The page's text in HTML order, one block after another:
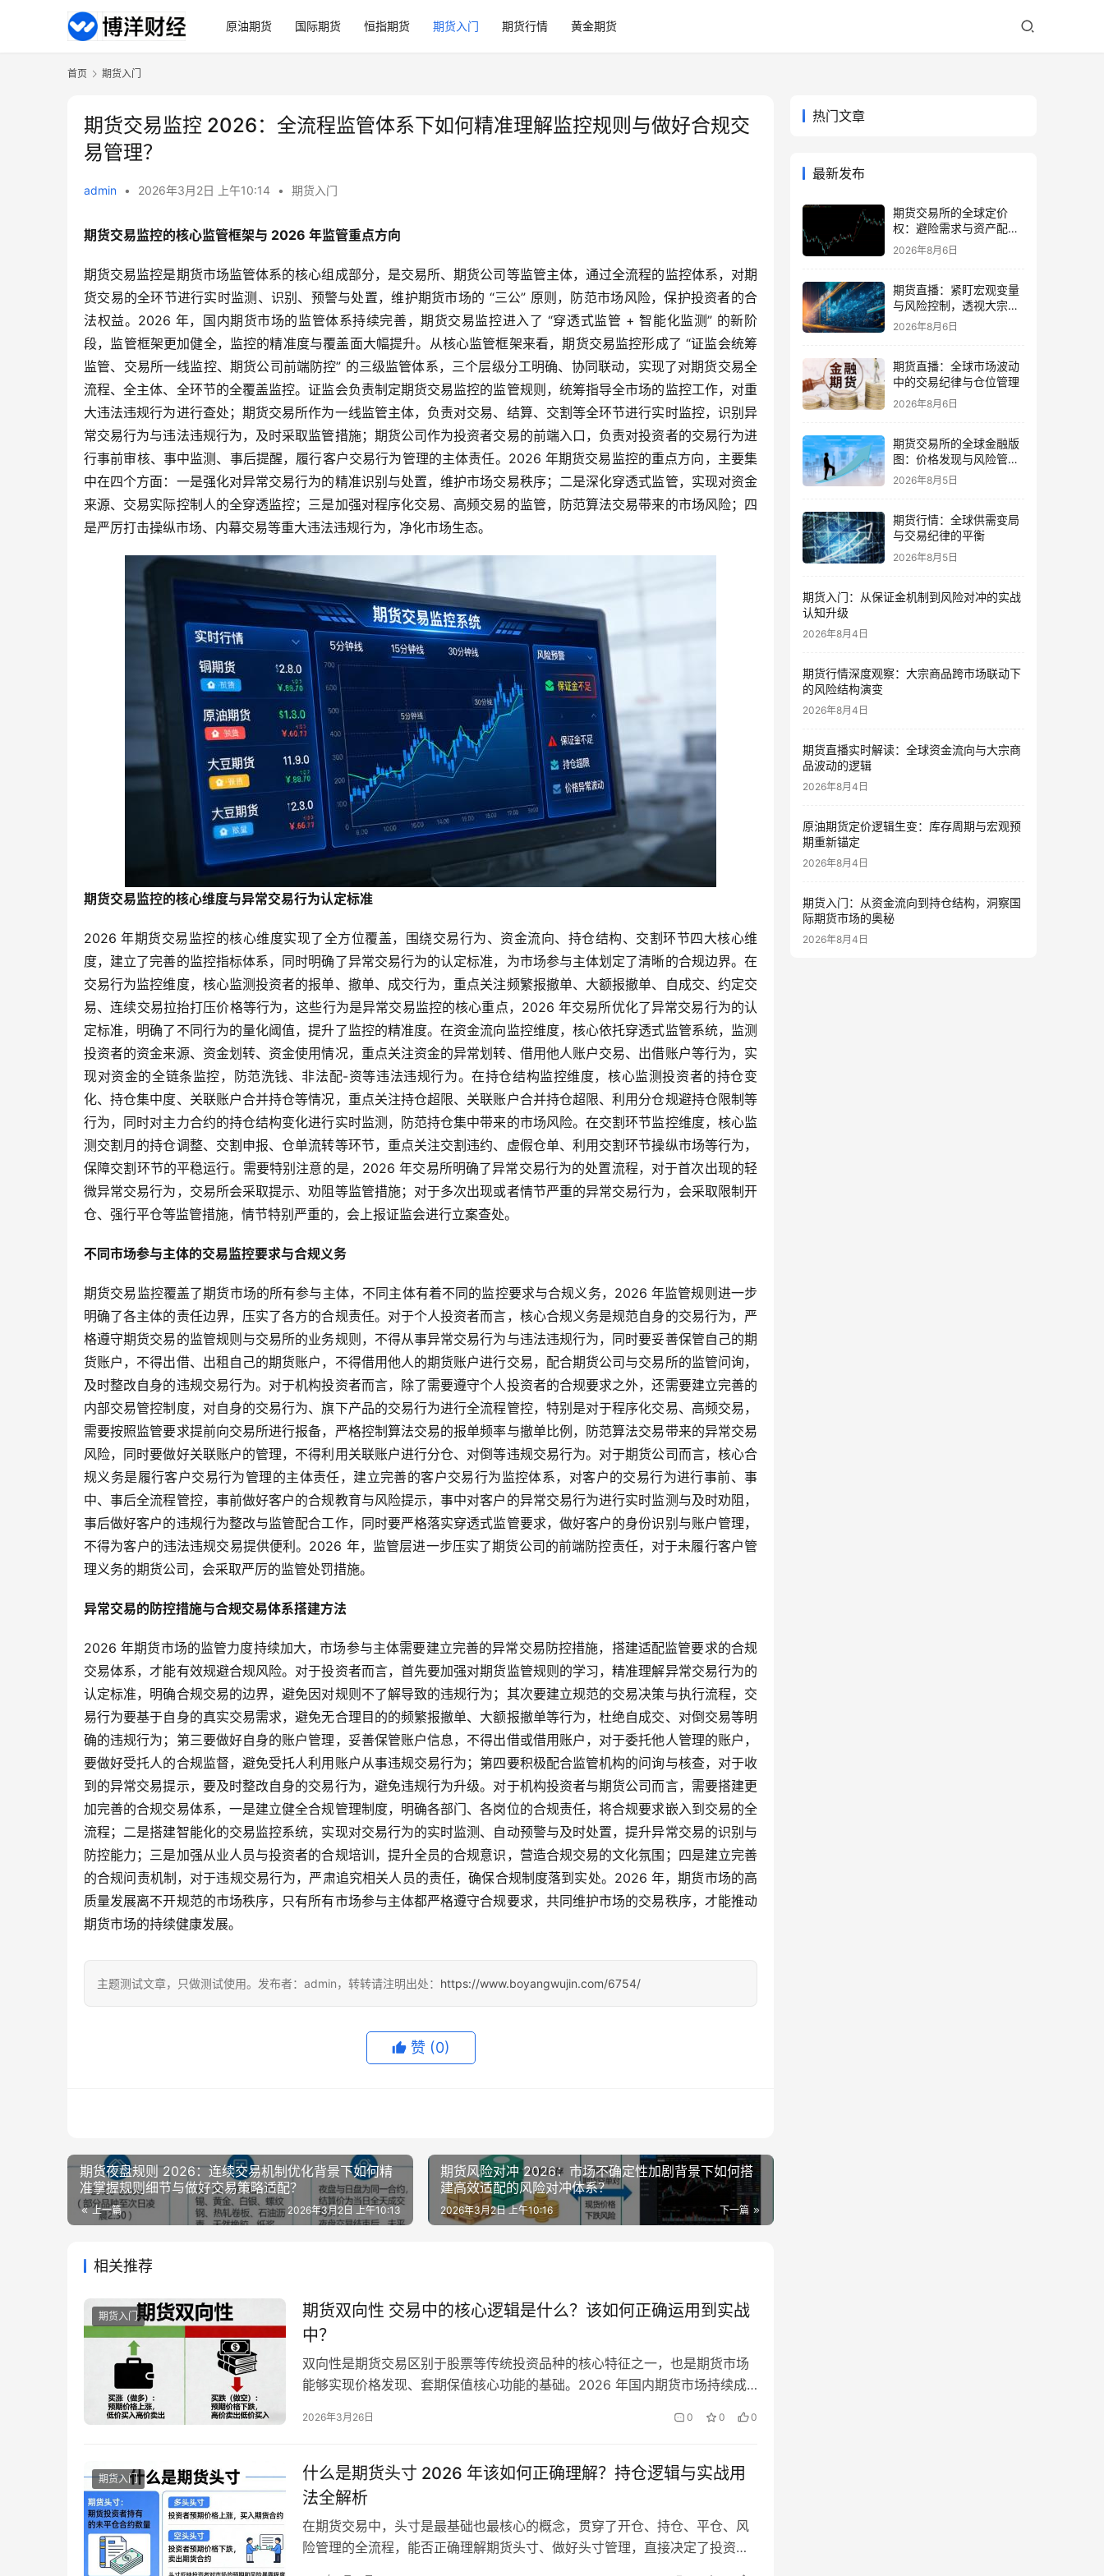
原油期货 国际期货 恒指期货 期货入门 期货行情 黄金期货
首页 期货入门
期货交易监控 2026：全流程监管体系下如何精准理解监控规则与做好合规交
易管理？
admin • 2026年3月2日 上午10:14 • 期货入门
期货交易监控的核心监管框架与 2026 年监管重点方向
期货交易监控是期货市场监管体系的核心组成部分，是交易所、期货公司等监管主体，通过全流程的监控体系，对期
货交易的全环节进行实时监测、识别、预警与处置，维护期货市场的 “三公” 原则，防范市场风险，保护投资者的合
法权益。2026 年，国内期货市场的监管体系持续完善，期货交易监控进入了 “穿透式监管 + 智能化监测” 的新阶
段，监管框架更加健全，监控的精准度与覆盖面大幅提升。从核心监管框架来看，期货交易监控形成了 “证监会统筹
监管、交易所一线监控、期货公司前端防控” 的三级监管体系，三个层级分工明确、协同联动，实现了对期货交易全
流程、全主体、全环节的全覆盖监控。证监会负责制定期货交易监控的监管规则，统筹指导全市场的监控工作，对重
大违法违规行为进行查处；期货交易所作为一线监管主体，负责对交易、结算、交割等全环节进行实时监控，识别异
常交易行为与违法违规行为，及时采取监管措施；期货公司作为投资者交易的前端入口，负责对投资者的交易行为进
行事前审核、事中监测、事后提醒，履行客户交易行为管理的主体责任。2026 年期货交易监控的重点方向，主要集
中在四个方面：一是强化对异常交易行为的精准识别与处置，维护市场交易秩序；二是深化穿透式监管，实现对资金
来源、交易实际控制人的全穿透监控；三是加强对程序化交易、高频交易的监管，防范算法交易带来的市场风险；四
是严厉打击操纵市场、内幕交易等重大违法违规行为，净化市场生态。
期货交易监控的核心维度与异常交易行为认定标准
2026 年期货交易监控的核心维度实现了全方位覆盖，围绕交易行为、资金流向、持仓结构、交割环节四大核心维
度，建立了完善的监控指标体系，同时明确了异常交易行为的认定标准，为市场参与主体划定了清晰的合规边界。在
交易行为监控维度，核心监测投资者的报单、撤单、成交行为，重点关注频繁报撤单、大额报撤单、自成交、约定交
易、连续交易拉抬打压价格等行为，这些行为是异常交易监控的核心重点，2026 年交易所优化了异常交易行为的认
定标准，明确了不同行为的量化阈值，提升了监控的精准度。在资金流向监控维度，核心依托穿透式监管系统，监测
投资者的资金来源、资金划转、资金使用情况，重点关注资金的异常划转、借用他人账户交易、出借账户等行为，实
现对资金的全链条监控，防范洗钱、非法配-资等违法违规行为。在持仓结构监控维度，核心监测投资者的持仓变
化、持仓集中度、关联账户合并持仓等情况，重点关注持仓超限、关联账户合并持仓超限、利用分仓规避持仓限制等
行为，同时对主力合约的持仓结构变化进行实时监测，防范持仓集中带来的市场风险。在交割环节监控维度，核心监
测交割月的持仓调整、交割申报、仓单流转等环节，重点关注交割违约、虚假仓单、利用交割环节操纵市场等行为，
保障交割环节的平稳运行。需要特别注意的是，2026 年交易所明确了异常交易行为的处置流程，对于首次出现的轻
微异常交易行为，交易所会采取提示、劝阻等监管措施；对于多次出现或者情节严重的异常交易行为，会采取限制开
仓、强行平仓等监管措施，情节特别严重的，会上报证监会进行立案查处。
不同市场参与主体的交易监控要求与合规义务
期货交易监控覆盖了期货市场的所有参与主体，不同主体有着不同的监控要求与合规义务，2026 年监管规则进一步
明确了各主体的责任边界，压实了各方的合规责任。对于个人投资者而言，核心合规义务是规范自身的交易行为，严
格遵守期货交易的监管规则与交易所的业务规则，不得从事异常交易行为与违法违规行为，同时要妥善保管自己的期
货账户，不得出借、出租自己的期货账户，不得借用他人的期货账户进行交易，配合期货公司与交易所的监管问询，
及时整改自身的违规交易行为。对于机构投资者而言，除了需要遵守个人投资者的合规要求之外，还需要建立完善的
内部交易管控制度，对自身的交易行为、旗下产品的交易行为进行全流程管控，特别是对于程序化交易、高频交易，
需要按照监管要求提前向交易所进行报备，严格控制算法交易的报单频率与撤单比例，防范算法交易带来的异常交易
风险，同时要做好关联账户的管理，不得利用关联账户进行分仓、对倒等违规交易行为。对于期货公司而言，核心合
规义务是履行客户交易行为管理的主体责任，建立完善的客户交易行为监控体系，对客户的交易行为进行事前、事
中、事后全流程管控，事前做好客户的合规教育与风险提示，事中对客户的异常交易行为进行实时监测与及时劝阻，
事后做好客户的违规行为整改与监管配合工作，同时要严格落实穿透式监管要求，做好客户的身份识别与账户管理，
不得为客户的违法违规交易提供便利。2026 年，监管层进一步压实了期货公司的前端防控责任，对于未履行客户管
理义务的期货公司，会采取严厉的监管处罚措施。
异常交易的防控措施与合规交易体系搭建方法
2026 年期货市场的监管力度持续加大，市场参与主体需要建立完善的异常交易防控措施，搭建适配监管要求的合规
交易体系，才能有效规避合规风险。对于投资者而言，首先要加强对期货监管规则的学习，精准理解异常交易行为的
认定标准，明确合规交易的边界，避免因对规则不了解导致的违规行为；其次要建立规范的交易决策与执行流程，交
易行为要基于自身的真实交易需求，避免无合理目的的频繁报撤单、大额报撤单等行为，杜绝自成交、对倒交易等明
确的违规行为；第三要做好自身的账户管理，妥善保管账户信息，不得出借或借用账户，对于委托他人管理的账户，
要做好受托人的合规监督，避免受托人利用账户从事违规交易行为；第四要积极配合监管机构的问询与核查，对于收
到的异常交易提示，要及时整改自身的交易行为，避免违规行为升级。对于机构投资者与期货公司而言，需要搭建更
加完善的合规交易体系，一是建立健全合规管理制度，明确各部门、各岗位的合规责任，将合规要求嵌入到交易的全
流程；二是搭建智能化的交易监控系统，实现对交易行为的实时监测、自动预警与及时处置，提升异常交易的识别与
防控能力；三是加强从业人员与投资者的合规培训，提升全员的合规意识，营造合规交易的文化氛围；四是建立完善
的合规问责机制，对于违规交易行为，严肃追究相关人员的责任，确保合规制度落到实处。2026 年，期货市场的高
质量发展离不开规范的市场秩序，只有所有市场参与主体都严格遵守合规要求，共同维护市场的交易秩序，才能推动
期货市场的持续健康发展。
主题测试文章，只做测试使用。发布者：admin，转转请注明出处： https://www.boyangwujin.com/6754/
赞 (0)
期货夜盘规则 2026：连续交易机制优化背景下如何精
准掌握规则细节与做好交易策略适配？
上一篇 2026年3月2日 上午10:13
期货风险对冲 2026：市场不确定性加剧背景下如何搭
建高效适配的风险对冲体系？
下一篇
2026年3月2日 上午10:16
相关推荐
期货入门
期货双向性 交易中的核心逻辑是什么？该如何正确运用到实战
中？
双向性是期货交易区别于股票等传统投资品种的核心特征之一，也是期货市场
能够实现价格发现、套期保值核心功能的基础。2026 年国内期货市场持续成
丰富，对于投资者而言，正确理解期货双向性的核心逻辑，掌握其在实战中的
性的核心定义与…
2026年3月26日 0 0 0
期货入门
什么是期货头寸 2026 年该如何正确理解？持仓逻辑与实战用
法全解析
在期货交易中，头寸是最基础也最核心的概念，贯穿了开仓、持仓、平仓、风
险管理的全流程，能否正确理解期货头寸、做好头寸管理，直接决定了投资者
热门文章
最新发布
期货交易所的全球定价
权：避险需求与资产配置
再平衡
2026年8月6日
期货直播：紧盯宏观变量
与风险控制，透视大宗商
品波动逻辑
2026年8月6日
期货直播：全球市场波动
中的交易纪律与仓位管理
2026年8月6日
期货交易所的全球金融版
图：价格发现与风险管理
的核心
2026年8月5日
期货行情：全球供需变局
与交易纪律的平衡
2026年8月5日
期货入门：从保证金机制到风险对冲的实战
认知升级
2026年8月4日
期货行情深度观察：大宗商品跨市场联动下
的风险结构演变
2026年8月4日
期货直播实时解读：全球资金流向与大宗商
品波动的逻辑
2026年8月4日
原油期货定价逻辑生变：库存周期与宏观预
期重新锚定
2026年8月4日
期货入门：从资金流向到持仓结构，洞察国
际期货市场的奥秘
2026年8月4日